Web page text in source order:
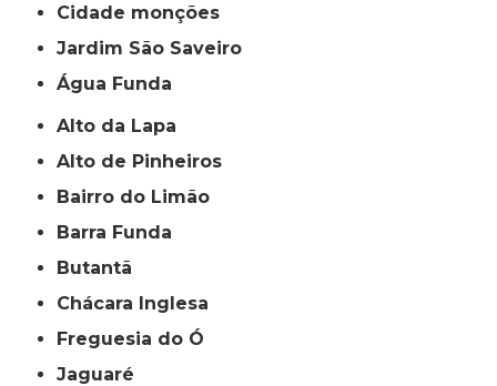
cidade monções
jardim São Saveiro
Água Funda
Alto da Lapa
Alto de Pinheiros
Bairro do Limão
Barra Funda
Butantã
Chácara Inglesa
Freguesia do Ó
Jaguaré